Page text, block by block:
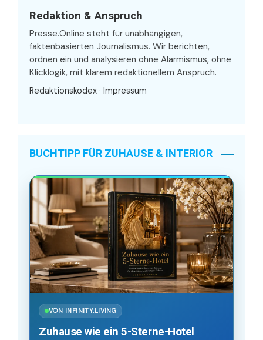
Redaktion & Anspruch
Presse.Online steht für unabhängigen,
faktenbasierten Journalismus. Wir berichten,
ordnen ein und analysieren ohne Alarmismus, ohne
Klicklogik, mit klarem redaktionellem Anspruch.
Redaktionskodex · Impressum
BUCHTIPP FÜR ZUHAUSE & INTERIOR
VON INFINITY.LIVING
Zuhause wie ein 5-Sterne-Hotel